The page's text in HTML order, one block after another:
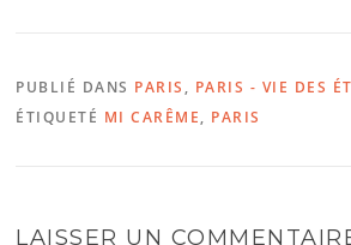
PUBLIÉ DANS PARIS , PARIS - VIE DES
ÉTIQUETÉ MI CARÊME, PARIS
LAISSER UN